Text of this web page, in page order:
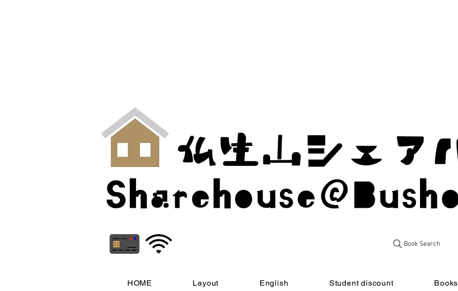
Book Search
HOME Layout English Student discount Books